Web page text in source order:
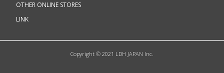
OTHER ONLINE STORES
LINK
Copyright © 2021 LDH JAPAN Inc.